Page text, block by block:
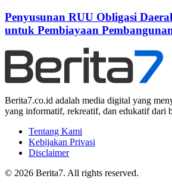
Penyusunan RUU Obligasi
untuk Pembiayaan
Berita7.co.id adalah media digital yang
yang informatif, rekreatif, dan edukatif dari
Tentang Kami
Kebijakan Privasi
Disclaimer
© 2026 Berita7. All rights reserved.